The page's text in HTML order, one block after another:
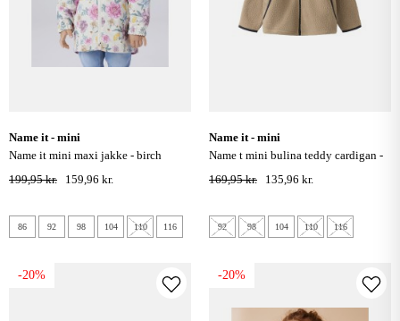
name it - mini
name it mini maxi jakke - birch
199,95 kr.
159,96 kr.
86 92 98 104 110 116
name it - mini
name t mini bulina teddy cardigan -
gilded beige
169,95 kr. 135,96 kr.
92 98 104 110 116
-20% -20%